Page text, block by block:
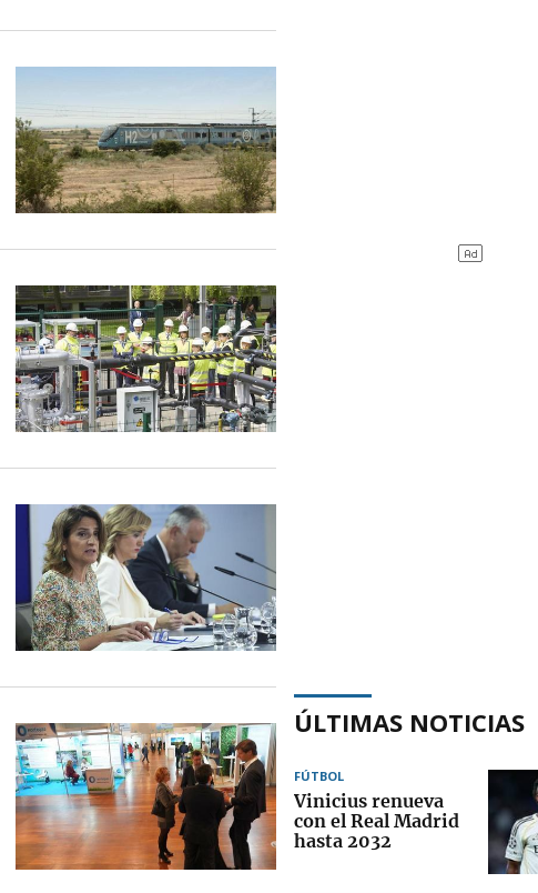
ÚLTIMAS NOTICIAS
FÚTBOL
Vinicius renueva
con el Real Madrid
hasta 2032